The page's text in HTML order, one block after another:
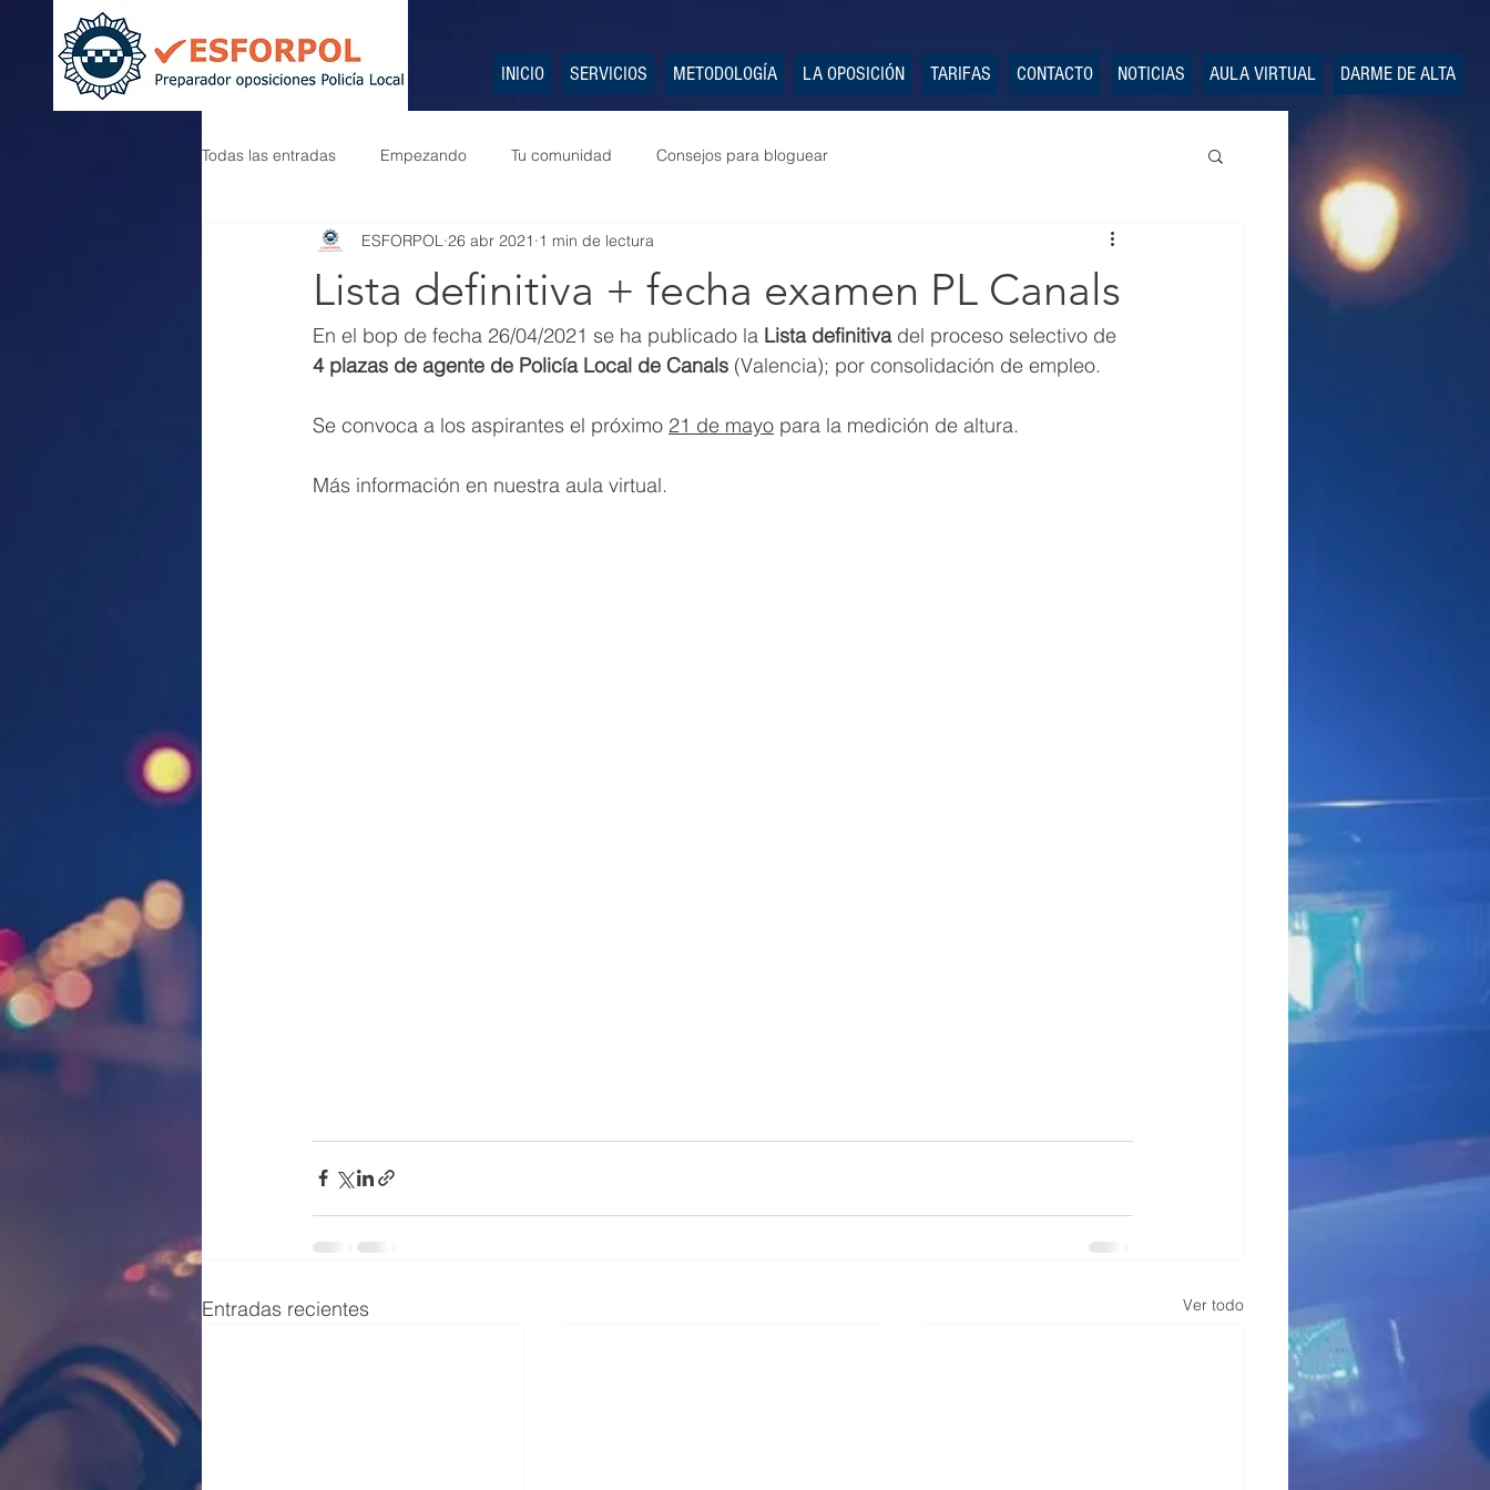
INICIO SERVICIOS METODOLOGÍA LA OPOSICIÓN TARIFAS CONTACTO NOTICIAS AULA VIRTUAL DARME DE ALTA
Todas las entradas Empezando Tu comunidad Consejos para bloguear
Lista definitiva + fecha examen PL Canals
ESFORPOL 26 abr 2021 1 min de lectura
En el bop de fecha 26/04/2021 se ha publicado la Lista definitiva del proceso selectivo de
4 plazas de agente de Policía Local de Canals (Valencia); por consolidación de empleo.
Se convoca a los aspirantes el próximo 21 de mayo para la medición de altura.
Más información en nuestra aula virtual.
Entradas recientes Ver todo